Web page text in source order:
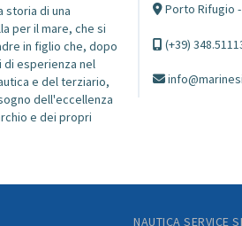
storia di una
per il mare, che si
in figlio che, dopo
di esperienza nel
e del terziario,
dell'eccellenza
e dei propri
Porto Rifugio -
(+39)
NAUTICA